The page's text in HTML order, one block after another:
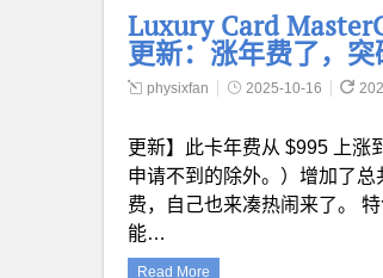
Luxury Card
更新：涨年费了，突
physixfan 2025-10-16
更新】此卡年费从 $995 上涨
申请不到的除外。）增加了
费，自己也来凑热闹来了。
能…
Read More